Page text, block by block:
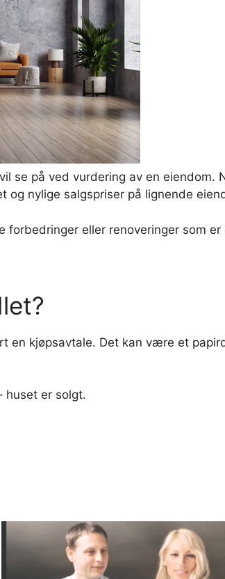
se på ved vurdering av en
nylige salgspriser på lignende
forbedringer eller renoveringer som
en kjøpsavtale. Det kan være et
huset er solgt.